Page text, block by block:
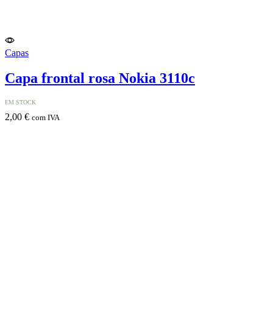
Capas
Capa frontal rosa Nokia 3110c
EM STOCK
2,00 € com IVA